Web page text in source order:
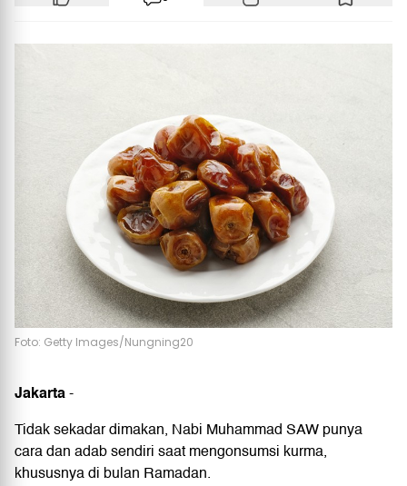
Foto: Getty Images/Nungning20
Jakarta-
Tidak sekadar dimakan, Nabi Muhammad SAW punya
cara dan adab sendiri saat mengonsumsi kurma,
khususnya di bulan Ramadan.